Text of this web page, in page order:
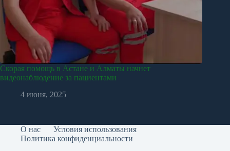
Скорая помощь в Астане и Алматы начнет
видеонаблюдение за пациентами
4 июня, 2025
О нас
Условия использования
Политика конфиденциальности